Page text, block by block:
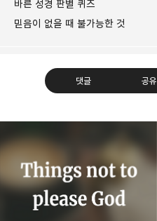
바른 성경 판별 퀴즈
믿음이 없을 때 불가능한 것
댓글 공
Believing Bible Studies
믿음으로 말씀을 공부하는 성경 학
구독하기
구독하기 카카오톡